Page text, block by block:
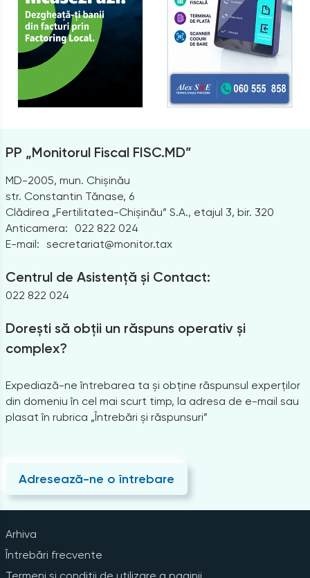
PP „Monitorul Fiscal FISC.MD”
MD-2005, mun. Chișinău
str. Constantin Tănase, 6
Clădirea „Fertilitatea-Chișinău” S.A., etajul 3, bir. 320
Anticamera:
022 822 024
E-mail: secretariat@monitor.tax
Centrul de Asistență și Contact:
022 822 024
Dorești să obții un răspuns operativ și
complex?
Expediază-ne întrebarea ta și obține răspunsul experților
din domeniu în cel mai scurt timp, la adresa de e-mail sau
plasat în rubrica „Întrebări și răspunsuri”
Adresează-ne o întrebare
Arhiva
Întrebări frecvente